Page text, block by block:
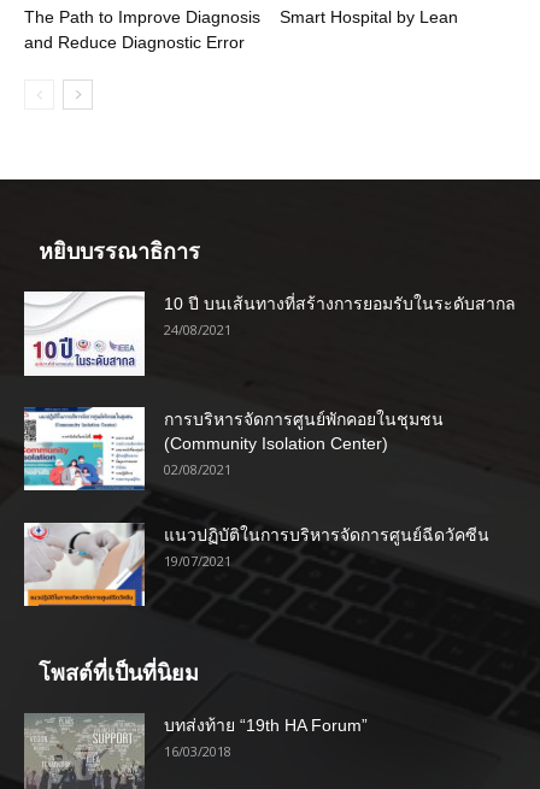
The Path to Improve Diagnosis
and Reduce Diagnostic Error
Smart Hospital by Lean
หยิบบรรณาธิการ
10 ปี บนเส้นทางที่สร้างการยอมรับในระดับสากล
24/08/2021
การบริหารจัดการศูนย์พักคอยในชุมชน
(Community Isolation Center)
02/08/2021
แนวปฏิบัติในการบริหารจัดการศูนย์ฉีดวัคซีน
19/07/2021
โพสต์ที่เป็นที่นิยม
บทส่งท้าย “19th HA Forum”
16/03/2018